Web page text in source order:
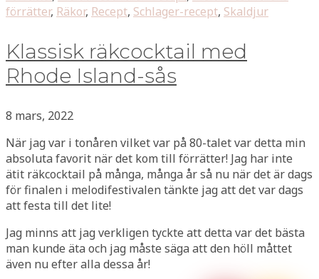
förrätter, Räkor, Recept, Schlager-recept, Skaldjur
Klassisk räkcocktail med
Rhode Island-sås
8 mars, 2022
När jag var i tonåren vilket var på 80-talet var detta min
absoluta favorit när det kom till förrätter! Jag har inte
ätit räkcocktail på många, många år så nu när det är dags
för finalen i melodifestivalen tänkte jag att det var dags
att festa till det lite!
Jag minns att jag verkligen tyckte att detta var det bästa
man kunde äta och jag måste säga att den höll måttet
även nu efter alla dessa år!